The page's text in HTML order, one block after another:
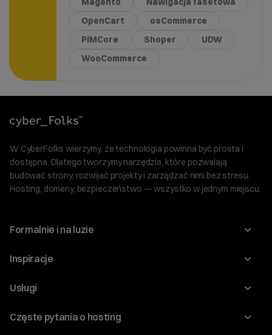
OpenCart
osCommerce
PIMCore
Shoper
UDW
WooCommerce
W CyberFolks wierzymy, że technologia powinna być prosta i
dostępna. Dlatego tworzymy narzędzia, które pozwalają
budować strony, rozwijać projekty i zarządzać nimi bez stresu.
Hosting, domeny, bezpieczeństwo — wszystko w jednym miejscu.
Formalnie i na luzie
O nas
Program Korzyści dla Inwestorów
Regulaminy i specyfikacje
Inspiracje
Blog
WordPress
Usługi
Domeny
Częste pytania o hosting